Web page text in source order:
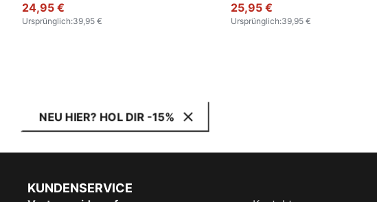
24,95 €
Ursprünglich:39,95 €
25,95 €
Ursprünglich:39,95 €
NEU HIER? HOL DIR -15%
KUNDENSERVICE